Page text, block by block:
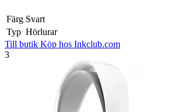
Färg Svart
Typ Hörlurar
Till butik Köp hos Inkclub.com
3